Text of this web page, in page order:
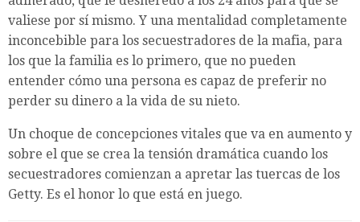
valiese por sí mismo. Y una mentalidad completamente
inconcebible para los secuestradores de la mafia, para
los que la familia es lo primero, que no pueden
entender cómo una persona es capaz de preferir no
perder su dinero a la vida de su nieto.
Un choque de concepciones vitales que va en aumento y
sobre el que se crea la tensión dramática cuando los
secuestradores comienzan a apretar las tuercas de los
Getty. Es el honor lo que está en juego.